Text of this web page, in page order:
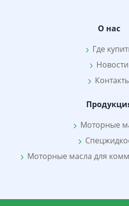
О нас
Где
Новости
Моторные
Моторные масла для